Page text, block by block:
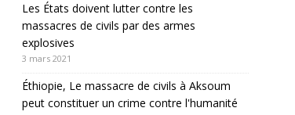
Les États doivent lutter contre les
massacres de civils par des armes
explosives
3 mars 2021
Éthiopie, Le massacre de civils à Aksoum
peut constituer un crime contre l'humanité